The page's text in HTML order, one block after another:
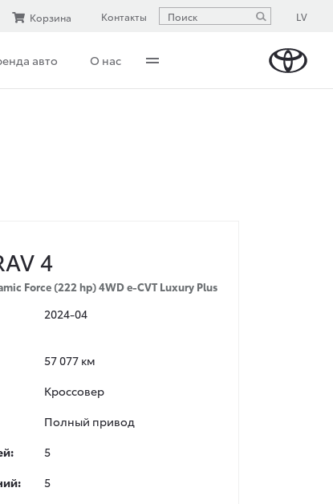
авто О нас
Корзина Контакты LV
4
Force (222 hp) 4WD e-CVT Luxury Plus
2024-04
57 077 км
Кроссовер
Полный привод
5
5